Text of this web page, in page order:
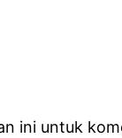
ini untuk